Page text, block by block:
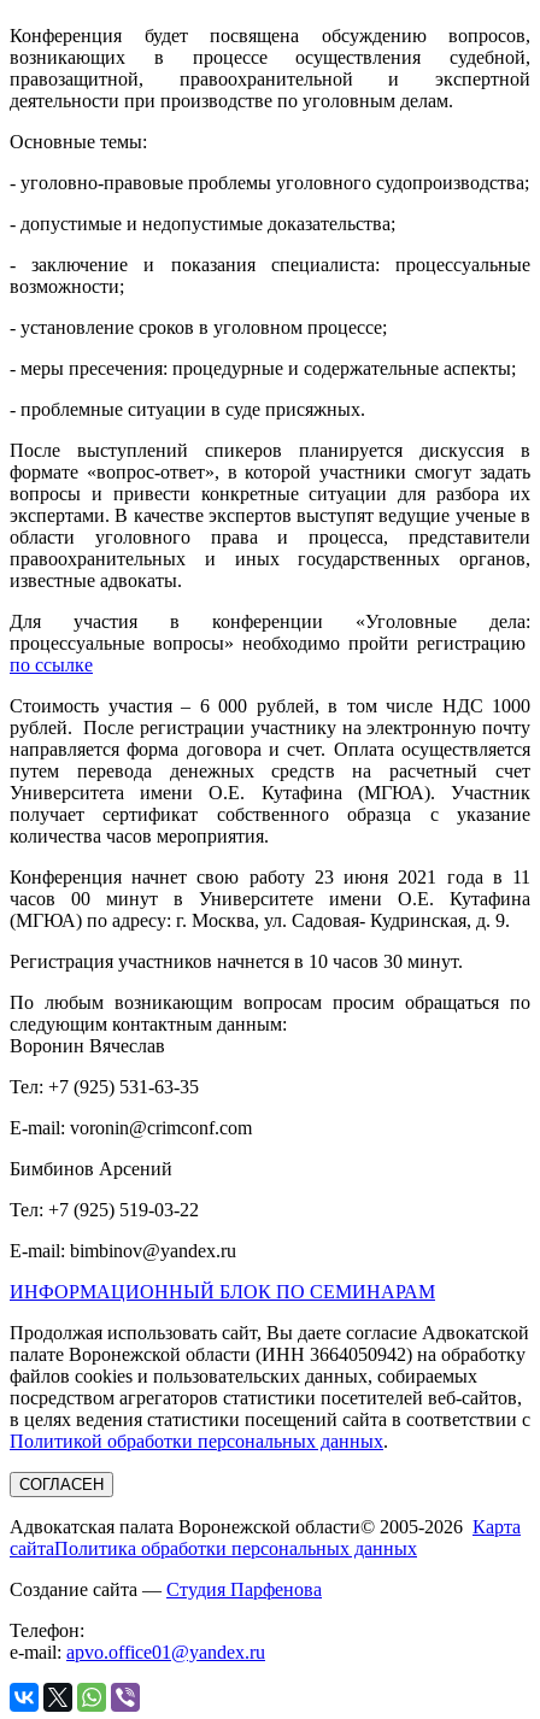
Конференция будет посвящена обсуждению вопросов,
возникающих в процессе осуществления судебной,
правозащитной, правоохранительной и экспертной
деятельности при производстве по уголовным делам.
Основные темы:
- уголовно-правовые проблемы уголовного судопроизводства;
- допустимые и недопустимые доказательства;
- заключение и показания специалиста: процессуальные
возможности;
- установление сроков в уголовном процессе;
- меры пресечения: процедурные и содержательные аспекты;
- проблемные ситуации в суде присяжных.
После выступлений спикеров планируется дискуссия в
формате «вопрос-ответ», в которой участники смогут задать
вопросы и привести конкретные ситуации для разбора их
экспертами. В качестве экспертов выступят ведущие ученые в
области уголовного права и процесса, представители
правоохранительных и иных государственных органов,
известные адвокаты.
Для участия в конференции «Уголовные дела:
процессуальные вопросы» необходимо пройти регистрацию
по ссылке
Стоимость участия – 6 000 рублей, в том числе НДС 1000
рублей. После регистрации участнику на электронную почту
направляется форма договора и счет. Оплата осуществляется
путем перевода денежных средств на расчетный счет
Университета имени О.Е. Кутафина (МГЮА). Участник
получает сертификат собственного образца с указание
количества часов мероприятия.
Конференция начнет свою работу 23 июня 2021 года в 11
часов 00 минут в Университете имени О.Е. Кутафина
(МГЮА) по адресу: г. Москва, ул. Садовая- Кудринская, д. 9.
Регистрация участников начнется в 10 часов 30 минут.
По любым возникающим вопросам просим обращаться по
следующим контактным данным:
Воронин Вячеслав
Тел: +7 (925) 531-63-35
E-mail: voronin@crimconf.com
Бимбинов Арсений
Тел: +7 (925) 519-03-22
E-mail: bimbinov@yandex.ru
ИНФОРМАЦИОННЫЙ БЛОК ПО СЕМИНАРАМ
Продолжая использовать сайт, Вы даете согласие Адвокатской
палате Воронежской области (ИНН 3664050942) на обработку
файлов cookies и пользовательских данных, собираемых
посредством агрегаторов статистики посетителей веб-сайтов,
в целях ведения статистики посещений сайта в соответствии с
Политикой обработки персональных данных.
СОГЛАСЕН
Адвокатская палата Воронежской области© 2005-2026 Карта
сайтаПолитика обработки персональных данных
Создание сайта — Студия Парфенова
Телефон:
e-mail: apvo.office01@yandex.ru